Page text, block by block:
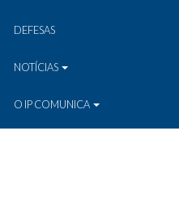
DEFESAS
NOTÍCIAS
O IP COMUNICA